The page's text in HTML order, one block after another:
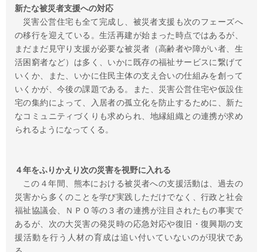
新たな被災者支援への対応
災害公営住宅も全て完成し、被災者支援も次のフェーズへ
の移行を迎えている。生活再建が始まった時点ではあるが、
まだまだ見守り支援が必要な被災者（高齢者や障がい者、生
活困窮者など）は多く、いかに既存の福祉サービスに繋げて
いくか、また、いかに住民主体の支え合いの仕組みを創って
いくかが、今後の課題である。また、災害公営住宅や仮設住
宅の集約によって、入居者の孤立化を防止するために、新た
なコミュニティづくりも求められ、地縁組織との連携が求め
られるようになってくる。
４年をふりかえり次の災害を視野に入れる
この４年間、熊本における被災者への支援活動は、過去の
災害から多くのことを学び実践しただけでなく、行政と社会
福祉協議会、ＮＰＯ等の３者の連携が注目されたもの事実で
あるが、次の大災害の発災時の応急対応や復旧・復興期の支
援活動を行う人材の育成は追い付いていないのが現状であ